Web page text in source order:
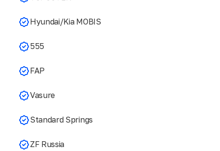
Hyundai/Kia MOBIS
555
FAP
Vasure
Standard Springs
ZF Russia